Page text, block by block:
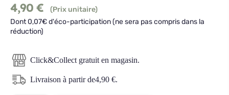
4,90 €
(Prix unitaire)
Dont 0,07€ d'éco-participation (ne sera pas compris dans la
réduction)
Click&Collect gratuit en magasin.
Livraison à partir de4,90 €.